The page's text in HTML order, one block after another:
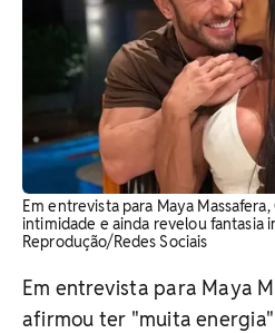
Em entrevista para Maya
intimidade e ainda revelou fantasia
Reprodução/Redes Sociais
Em entrevista para Maya
afirmou ter "muita